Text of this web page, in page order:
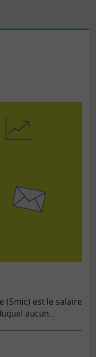
(Smic) est le salaire
aucun…